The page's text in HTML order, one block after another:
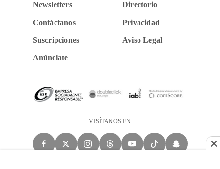
Newsletters
Contáctanos
Suscripciones
Anúnciate
Directorio
Privacidad
Aviso Legal
VISÍTANOS EN